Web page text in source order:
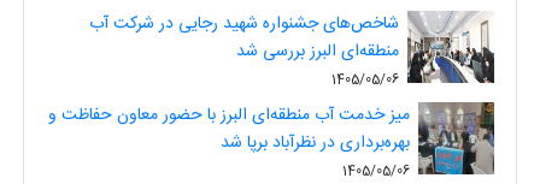
شاخص‌های جشنواره شهید رجایی در شرکت آب
منطقه‌ای البرز بررسی شد
1405/05/06
میز خدمت آب منطقه‌ای البرز با حضور معاون حفاظت و
بهره‌برداری در نظرآباد برپا شد
1405/05/06